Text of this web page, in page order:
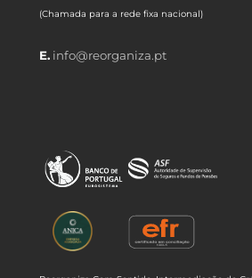
(Chamada para a rede fixa nacional)
E. info@reorganiza.pt